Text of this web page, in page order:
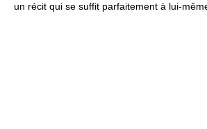
un récit qui se suffit parfaitement à lui-